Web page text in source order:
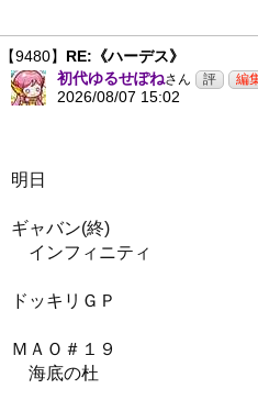
【9480】 RE:《ハーデス》
初代ゆるせぽねさん
2026/08/07 15:02
明日
ギャバン(終)
インフィニティ
ドッキリＧＰ
ＭＡＯ＃１９
海底の杜